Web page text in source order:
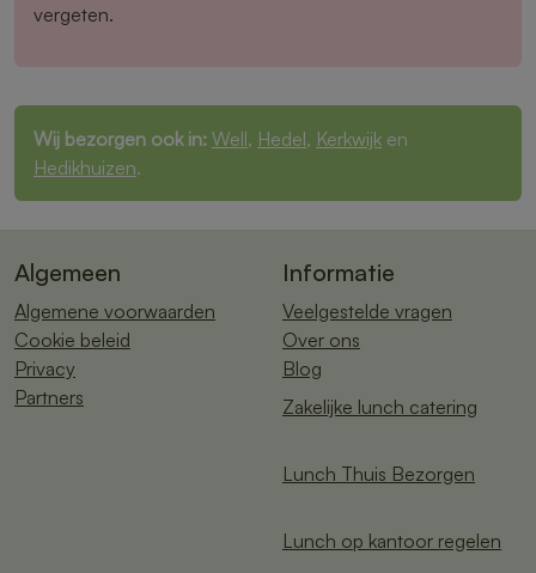
vergeten.
Wij bezorgen ook in: Well, Hedel, Kerkwijk en
Hedikhuizen.
Algemeen
Algemene voorwaarden
Cookie beleid
Privacy
Partners
Informatie
Veelgestelde vragen
Over ons
Blog
Zakelijke lunch catering
Lunch Thuis Bezorgen
Lunch op kantoor regelen